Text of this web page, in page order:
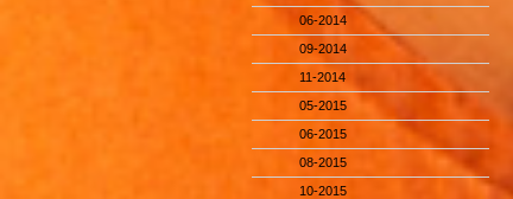
06-2014
09-2014
11-2014
05-2015
06-2015
08-2015
10-2015